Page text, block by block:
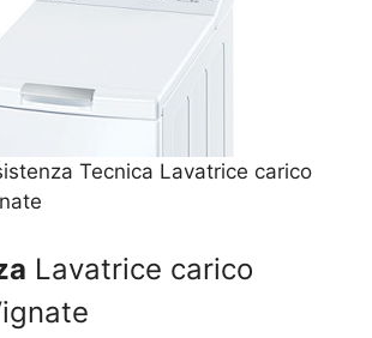
Tecnica Lavatrice carico
Lavatrice carico